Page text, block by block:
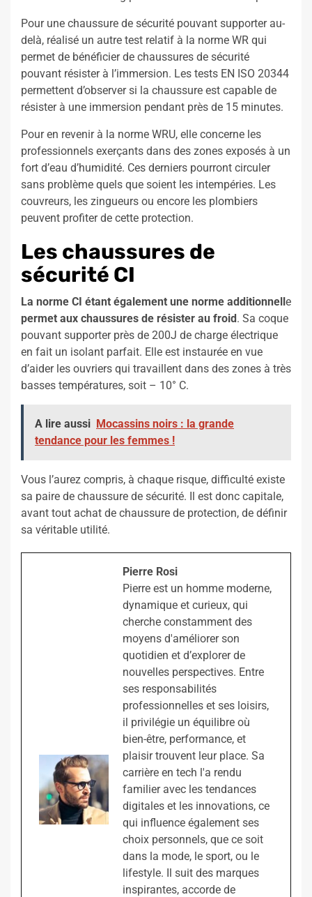
Pour une chaussure de sécurité pouvant supporter au-
delà, réalisé un autre test relatif à la norme WR qui
permet de bénéficier de chaussures de sécurité
pouvant résister à l’immersion. Les tests EN ISO 20344
permettent d’observer si la chaussure est capable de
résister à une immersion pendant près de 15 minutes.
Pour en revenir à la norme WRU, elle concerne les
professionnels exerçants dans des zones exposés à un
fort d’eau d’humidité. Ces derniers pourront circuler
sans problème quels que soient les intempéries. Les
couvreurs, les zingueurs ou encore les plombiers
peuvent profiter de cette protection.
Les chaussures de
sécurité CI
La norme CI étant également une norme additionnelle
permet aux chaussures de résister au froid. Sa coque
pouvant supporter près de 200J de charge électrique
en fait un isolant parfait. Elle est instaurée en vue
d’aider les ouvriers qui travaillent dans des zones à très
basses températures, soit – 10° C.
A lire aussi Mocassins noirs : la grande
tendance pour les femmes !
Vous l’aurez compris, à chaque risque, difficulté existe
sa paire de chaussure de sécurité. Il est donc capitale,
avant tout achat de chaussure de protection, de définir
sa véritable utilité.
Pierre Rosi
Pierre est un homme moderne,
dynamique et curieux, qui
cherche constamment des
moyens d'améliorer son
quotidien et d’explorer de
nouvelles perspectives. Entre
ses responsabilités
professionnelles et ses loisirs,
il privilégie un équilibre où
bien-être, performance, et
plaisir trouvent leur place. Sa
carrière en tech l'a rendu
familier avec les tendances
digitales et les innovations, ce
qui influence également ses
choix personnels, que ce soit
dans la mode, le sport, ou le
lifestyle. Il suit des marques
inspirantes, accorde de